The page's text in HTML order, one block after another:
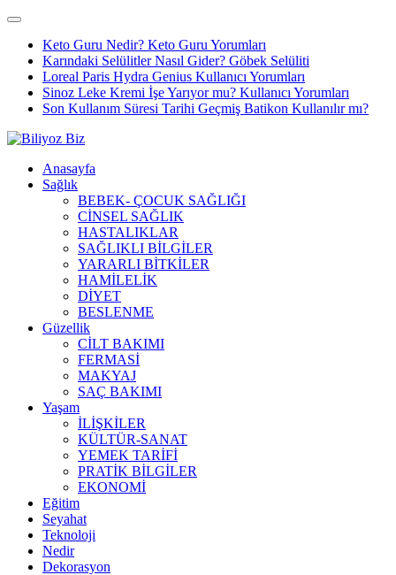
Keto Guru Nedir? Keto Guru Yorumları
Karındaki Selülitler Nasıl Gider? Göbek Selüliti
Loreal Paris Hydra Genius Kullanıcı Yorumları
Sinoz Leke Kremi İşe Yarıyor mu? Kullanıcı Yorumları
Son Kullanım Süresi Tarihi Geçmiş Batikon Kullanılır mı?
Anasayfa
Sağlık
BEBEK- ÇOCUK SAĞLIĞI
CİNSEL SAĞLIK
HASTALIKLAR
SAĞLIKLI BİLGİLER
YARARLI BİTKİLER
HAMİLELİK
DİYET
BESLENME
Güzellik
CİLT BAKIMI
FERMASİ
MAKYAJ
SAÇ BAKIMI
Yaşam
İLİŞKİLER
KÜLTÜR-SANAT
YEMEK TARİFİ
PRATİK BİLGİLER
EKONOMİ
Eğitim
Seyahat
Teknoloji
Nedir
Dekorasyon